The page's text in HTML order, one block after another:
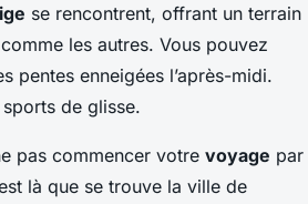
se rencontrent, offrant un terrain
les autres. Vous pouvez
pentes enneigées l’après-midi.
de glisse.
pas commencer votre voyage par
là que se trouve la ville de